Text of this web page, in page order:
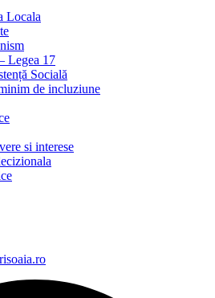
Locala
Legea 17
Socială
de incluziune
si interese